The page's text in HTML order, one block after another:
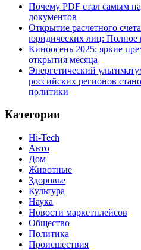
Почему PDF стал самым
документов
Открытие расчетного
юридических лиц: Полное
Киноосень 2025: яркие
открытия месяца
Энергетический
российских регионов
политики
Категории
Hi-Tech
Авто
Дом
Животные
Здоровье
Культура
Наука
Новости маркетплейсов
Общество
Политика
Происшествия